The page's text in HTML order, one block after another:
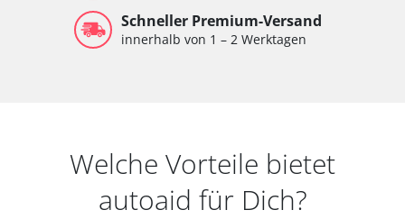
Schneller Premium-Versand
innerhalb von 1 – 2 Werktagen
Welche Vorteile bietet
autoaid für Dich?